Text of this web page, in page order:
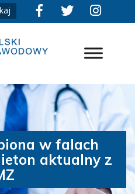
w falach
aktualny z